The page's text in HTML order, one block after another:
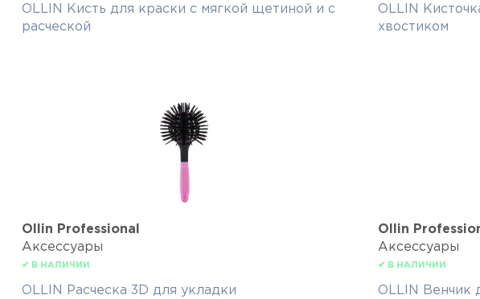
OLLIN Кисть для краски с мягкой щетиной и с
расческой
OLLIN
хвостиком
Ollin Professional
Аксессуары
✔ В НАЛИЧИИ
OLLIN Расческа 3D для укладки
Ollin
Аксессуары
✔ В НАЛИЧИИ
OLLIN Венчик